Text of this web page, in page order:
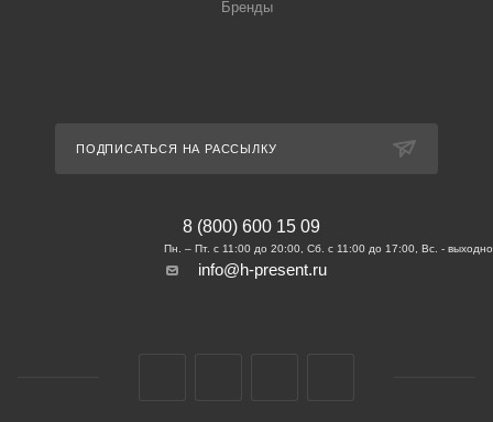
Бренды
ПОДПИСАТЬСЯ НА РАССЫЛКУ
8 (800) 600 15 09
info@h-present.ru